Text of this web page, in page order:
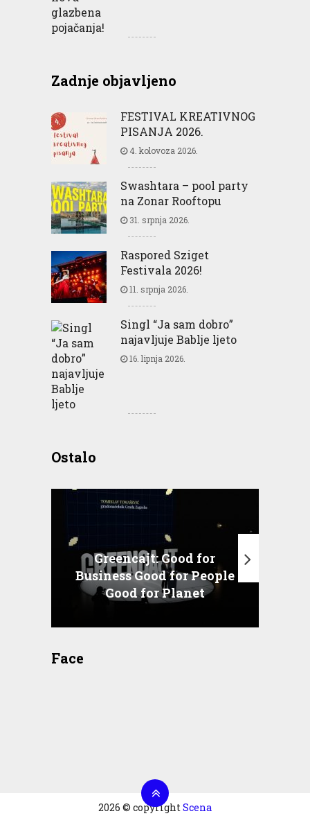
Zadnje objavljeno
FESTIVAL KREATIVNOG
PISANJA 2026.
4. kolovoza 2026.
Swashtara – pool party
na Zonar Rooftopu
31. srpnja 2026.
Raspored Sziget
Festivala 2026!
11. srpnja 2026.
Singl “Ja sam dobro”
najavljuje Bablje ljeto
16. lipnja 2026.
Ostalo
Greencajt: Good for
Business Good for People
Good for Planet
Face
2026 © copyrightScena